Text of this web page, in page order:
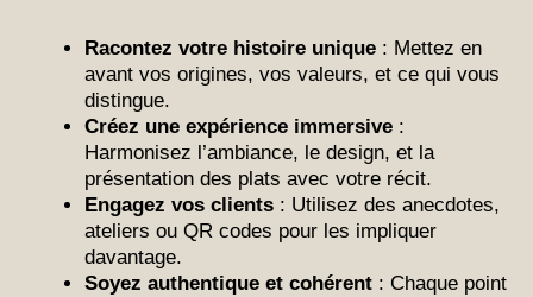
Racontez votre histoire unique : Mettez en
avant vos origines, vos valeurs, et ce qui vous
distingue.
Créez une expérience immersive :
Harmonisez l’ambiance, le design, et la
présentation des plats avec votre récit.
Engagez vos clients : Utilisez des anecdotes,
ateliers ou QR codes pour les impliquer
davantage.
Soyez authentique et cohérent : Chaque point